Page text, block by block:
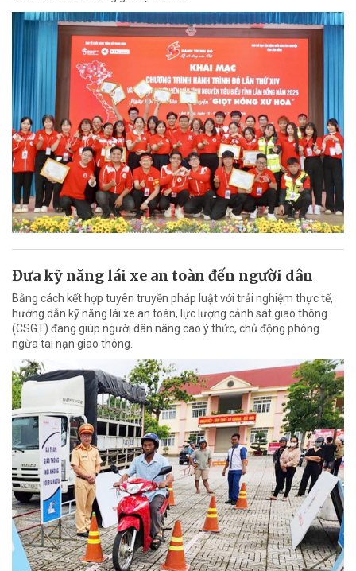
Đưa kỹ năng lái xe an toàn đến người dân
Bằng cách kết hợp tuyên truyền pháp luật với trải nghiệm thực tế,
hướng dẫn kỹ năng lái xe an toàn, lực lượng cảnh sát giao thông
(CSGT) đang giúp người dân nâng cao ý thức, chủ động phòng
ngừa tai nạn giao thông.